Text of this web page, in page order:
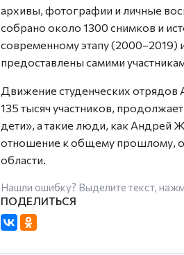
архивы, фотографии и личные
собрано около 1300 снимков и
современному этапу (2000–2019)
предоставлены самими
Движение студенческих
135 тысяч участников,
дети», а такие люди, как Андрей
отношение к общему прошлому,
области.
Нашли ошибку? Выделите текст,